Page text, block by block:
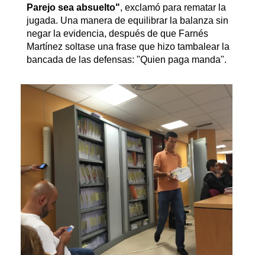
Parejo sea absuelto", exclamó para rematar la
jugada. Una manera de equilibrar la balanza sin
negar la evidencia, después de que Farnés
Martínez soltase una frase que hizo tambalear la
bancada de las defensas: "Quien paga manda".